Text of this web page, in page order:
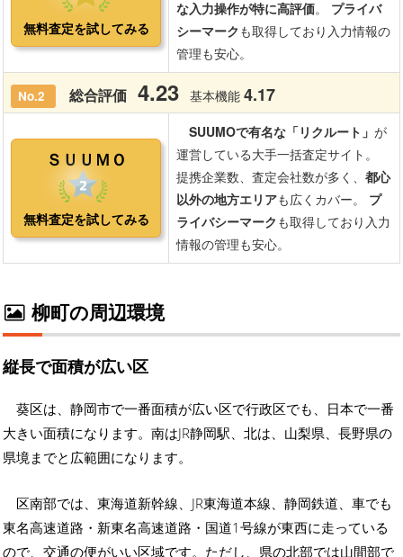
柳町の周辺環境
縦長で面積が広い区
葵区は、静岡市で一番面積が広い区で行政区でも、日本で一番
大きい面積になります。南はJR静岡駅、北は、山梨県、長野県の
県境までと広範囲になります。
区南部では、東海道新幹線、JR東海道本線、静岡鉄道、車でも
東名高速道路・新東名高速道路・国道1号線が東西に走っている
ので、交通の便がいい区域です。ただし、県の北部では山間部で